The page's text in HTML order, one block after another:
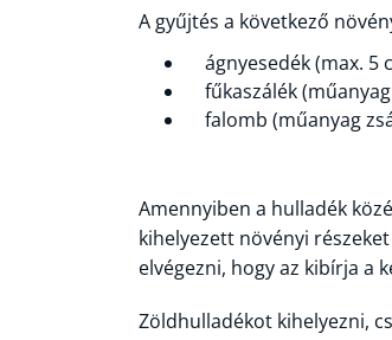
A gyűjtés a következő
ágnyesedék (max. 5
fűkaszálék
falomb (műanyag
Amennyiben a hulladék
kihelyezett növényi
elvégezni, hogy az kibírja a
Zöldhulladékot kihelyezni,